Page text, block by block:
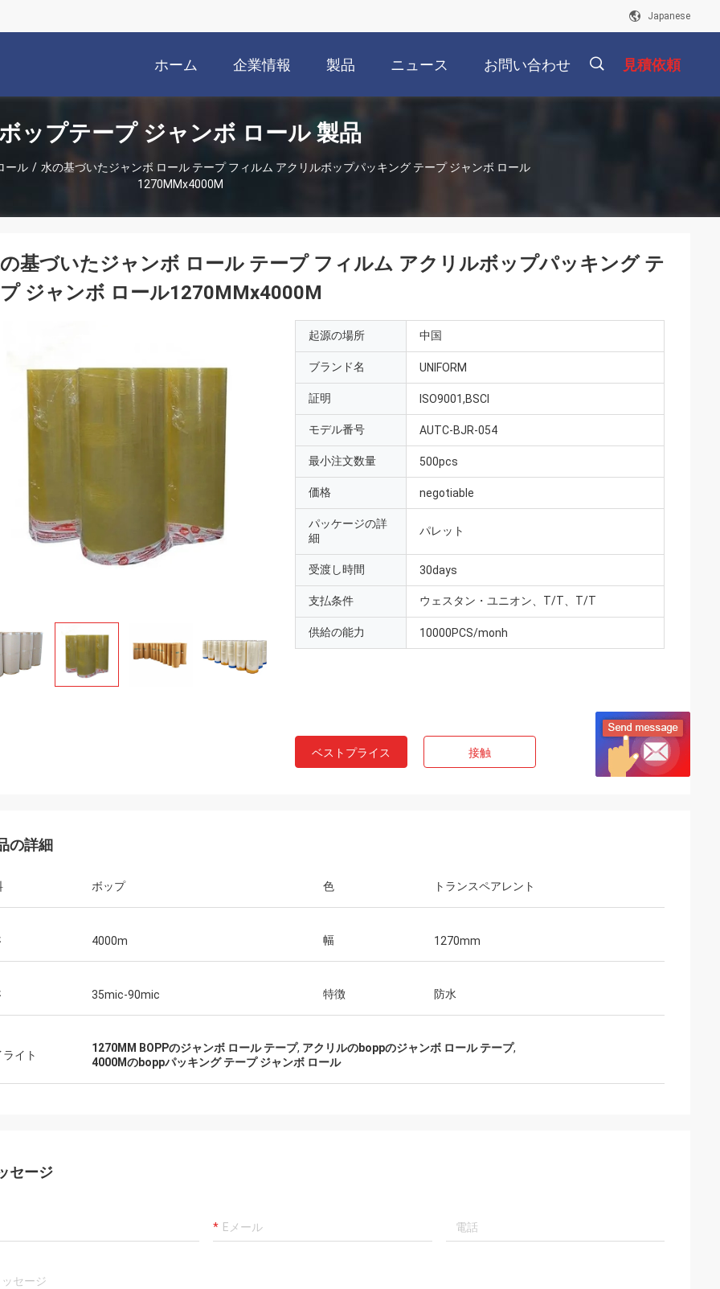
Japanese
ホーム 企業情報 製品 ニュース お問い合わせ 見積依頼
ップテープ ジャンボ ロール 製品
ール / 水の基づいたジャンボ ロール テープ フィルム アクリルボップパッキング テープ ジャンボ ロール
1270MMx4000M
基づいたジャンボ ロール テープ フィルム アクリルボップパッキング テ
ジャンボ ロール1270MMx4000M
起源の場所 中国
ブランド名 UNIFORM
証明 ISO9001,BSCI
モデル番号 AUTC-BJR-054
最小注文数量 500pcs
価格 negotiable
パッケージの詳
細
パレット
受渡し時間 30days
支払条件 ウェスタン・ユニオン、T/T、T/T
供給の能力 10000PCS/monh
ベストプライス 接触
の詳細
ボップ 色 トランスペアレント
4000m 幅 1270mm
35mic-90mic 特徴 防水
イト
1270MM BOPPのジャンボ ロール テープ, アクリルのboppのジャンボ ロール テープ,
4000Mのboppパッキング テープ ジャンボ ロール
セージ